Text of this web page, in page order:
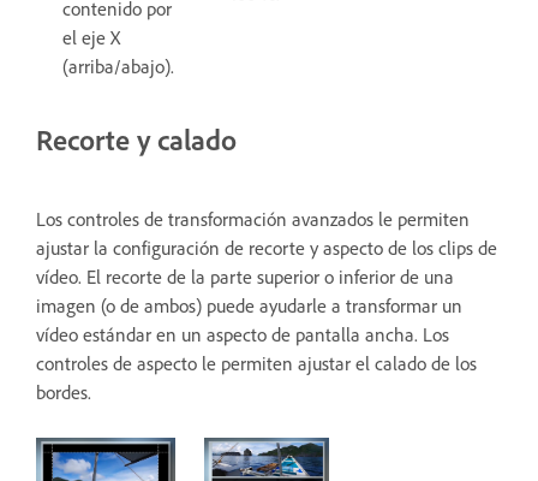
contenido por
el eje X
(arriba/abajo).
Recorte y calado
Los controles de transformación avanzados le permiten
ajustar la configuración de recorte y aspecto de los clips de
vídeo. El recorte de la parte superior o inferior de una
imagen (o de ambos) puede ayudarle a transformar un
vídeo estándar en un aspecto de pantalla ancha. Los
controles de aspecto le permiten ajustar el calado de los
bordes.